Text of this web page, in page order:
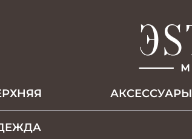
АКCЕССУАРЫ